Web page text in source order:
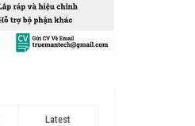
Latest